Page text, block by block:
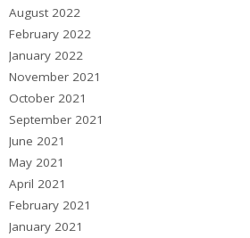
August 2022
February 2022
January 2022
November 2021
October 2021
September 2021
June 2021
May 2021
April 2021
February 2021
January 2021